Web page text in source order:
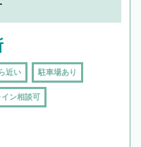
近い 駐車場あり
イン相談可